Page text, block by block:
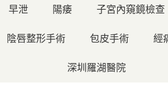
早泄 陽痿 子宮內窺鏡檢查
陰唇整形手術 包皮手術 經
深圳羅湖醫院